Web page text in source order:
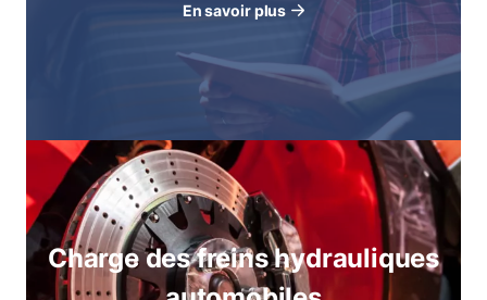
En savoir plus
Charge des freins hydrauliques